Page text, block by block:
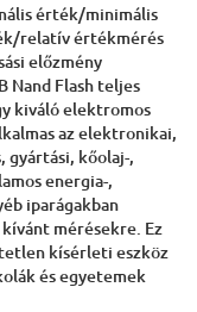
érték/minimális
relatív értékmérés
előzmény
Nand Flash teljes
kiváló elektromos
az elektronikai,
gyártási, kőolaj-,
energia-,
iparágakban
mérésekre. Ez
kísérleti eszköz
és egyetemek